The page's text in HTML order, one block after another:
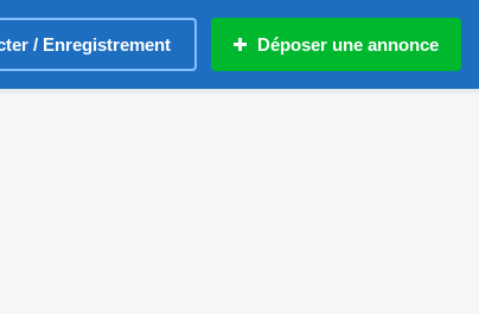
/ Enregistrement Déposer une annonce